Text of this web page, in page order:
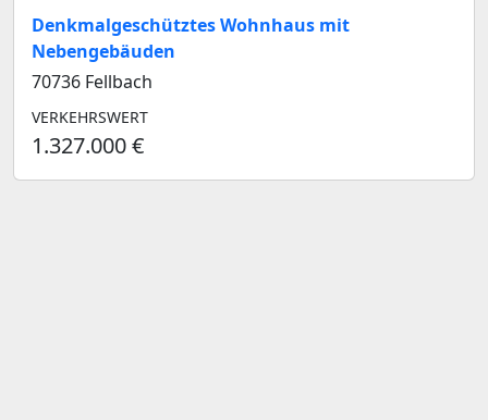
Denkmalgeschütztes Wohnhaus mit
Nebengebäuden
70736 Fellbach
VERKEHRSWERT
1.327.000 €